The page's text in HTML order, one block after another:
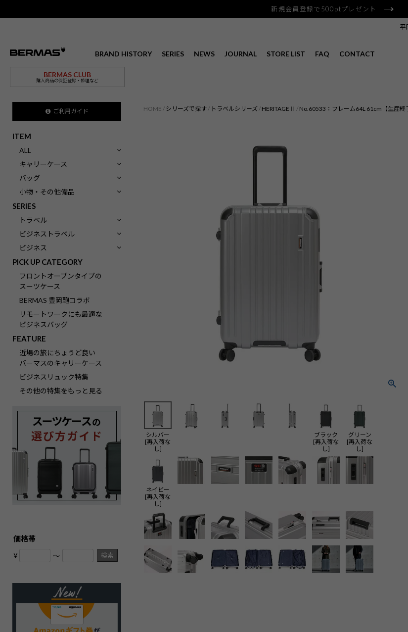
新規会員登録で500ptプレゼント
BRAND HISTORY SERIES NEWS JOURNAL STORE LIST FAQ CONTACT
BERMAS CLUB
購入商品の保証登録・修理など
平
ご利用ガイド
ITEM
ALL
キャリーケース
バッグ
小物・その他備品
SERIES
トラベル
ビジネストラベル
ビジネス
PICK UP CATEGORY
フロントオープンタイプの
スーツケース
BERMAS 豊岡鞄コラボ
リモートワークにも最適な
ビジネスバッグ
FEATURE
近場の旅にちょうど良い
バーマスのキャリーケース
ビジネスリュック特集
その他の特集をもっと見る
価格帯
¥ 〜 検索
HOME シリーズで探す トラベルシリーズ HERITAGEⅡ No.60533：フレーム64L 61cm【生産終
シルバー
[再入荷な
し]
ブラック
[再入荷な
し]
グリーン
[再入荷な
し]
ネイビー
[再入荷な
し]